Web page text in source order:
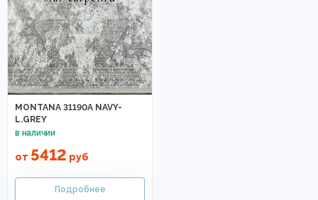
MONTANA 31190A NAVY-
L.GREY
от 5412 руб